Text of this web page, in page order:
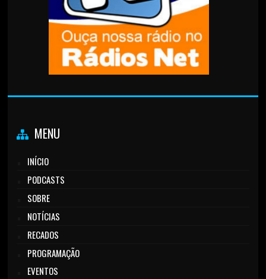
MENU
INÍCIO
PODCASTS
SOBRE
NOTÍCIAS
RECADOS
PROGRAMAÇÃO
EVENTOS